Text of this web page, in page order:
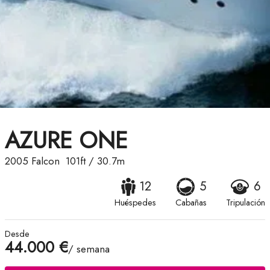
AZURE ONE
2005 Falcon 101ft/ 30.7m
12
Huéspedes
5
Cabañas
6
Tripulación
Desde
44.000 €/ semana